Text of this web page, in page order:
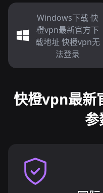
Windows下载 快
橙vpn最新官方下
载地址 快橙vpn无
法登录
快橙vpn最新